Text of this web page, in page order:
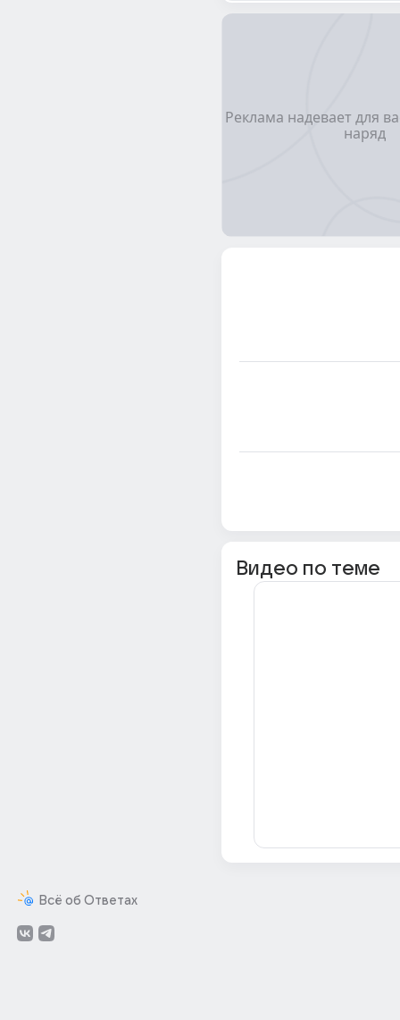
Всё об Ответах
Видео по теме